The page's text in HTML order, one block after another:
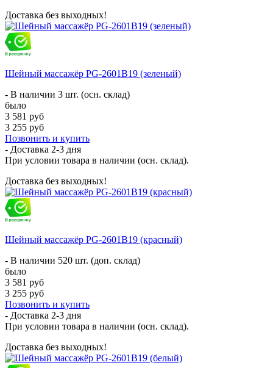
Доставка без выходных!
Шейный массажёр PG-2601B19 (зеленый)
- В наличии 3 шт. (осн. склад)
было
3 581 руб
3 255 руб
Позвонить и купить
- Доставка 2-3 дня
При условии товара в наличии (осн. склад).
Доставка без выходных!
Шейный массажёр PG-2601B19 (красный)
- В наличии 520 шт. (доп. склад)
было
3 581 руб
3 255 руб
Позвонить и купить
- Доставка 2-3 дня
При условии товара в наличии (осн. склад).
Доставка без выходных!